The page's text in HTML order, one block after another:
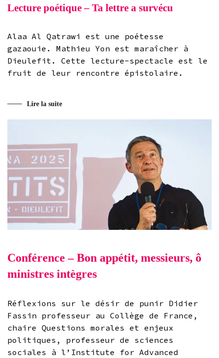
Lecture poétique – Ta lettre a survécu
Alaa Al Qatrawi est une poétesse
gazaouie. Mathieu Yon est maraîcher à
Dieulefit. Cette lecture-spectacle est le
fruit de leur rencontre épistolaire.
Lire la suite
Conférence – Bon appétit, messieurs, ô
ministres intègres
Réflexions sur le désir de punir Didier
Fassin professeur au Collège de France,
chaire Questions morales et enjeux
politiques, professeur de sciences
sociales à l’Institute for Advanced